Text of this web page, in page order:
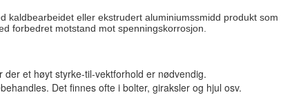
kaldbearbeidet eller ekstrudert aluminiumssmidd produkt
forbedret motstand mot spenningskorrosjon.
et høyt styrke-til-vektforhold er nødvendig.
Det finnes ofte i bolter, giraksler og hjul osv.